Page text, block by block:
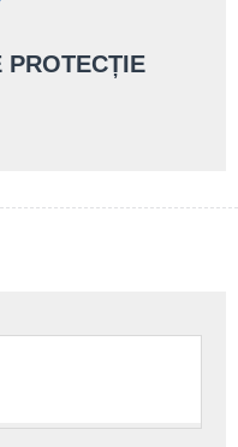
PROTECȚIE
profesionale, luate